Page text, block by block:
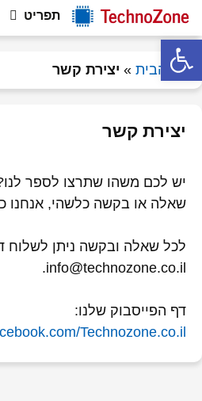
Technozone
פתרון תקלות חומרה
למחשבים
תפריט
דף הבית » יצירת קשר
יצירת קשר
יש לכם משהו שתרצו לספר
שאלה או בקשה כלשהי, אנחנו
לכל שאלה ובקשה ניתן לשלוח
info@technozone.co.il.
דף הפייסבוק שלנו:
Technozone.co.il/
פתח סרגל נגישות